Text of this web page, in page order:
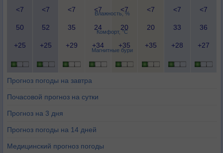
Влажность, %
Комфорт, °C
Магнитные бури
<7 <7 <7 <7 <7 <7 <7 <7
50 52 35 24 20 20 33 36
+25 +25 +29 +34 +35 +35 +28 +27
Прогноз погоды на завтра
Почасовой прогноз на сутки
Прогноз на 3 дня
Прогноз погоды на 14 дней
Медицинский прогноз погоды